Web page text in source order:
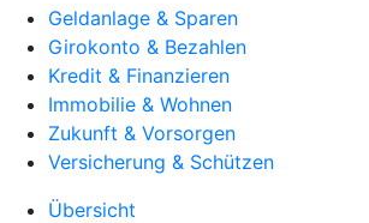
Geldanlage & Sparen
Girokonto & Bezahlen
Kredit & Finanzieren
Immobilie & Wohnen
Zukunft & Vorsorgen
Versicherung & Schützen
Übersicht